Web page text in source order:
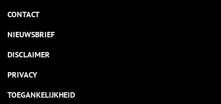
CONTACT
NIEUWSBRIEF
DISCLAIMER
PRIVACY
TOEGANKELIJKHEID